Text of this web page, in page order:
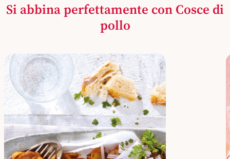
Si abbina perfettamente con Cosce di
pollo